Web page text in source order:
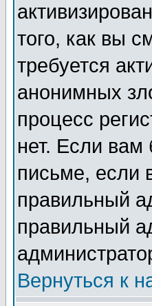
того, как вы
требуется
анонимных
процесс
нет. Если вам
письме, если
правильный
правильный
Вернуться к